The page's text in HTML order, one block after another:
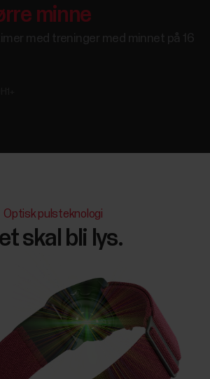
minne
med treninger med minnet på 16
Optisk pulsteknologi
skal bli lys.